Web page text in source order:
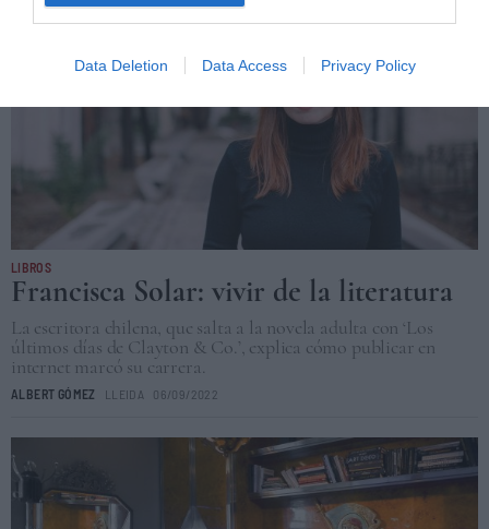
Data Deletion Data Access Privacy Policy
LIBROS
Francisca Solar: vivir de la literatura
La escritora chilena, que salta a la novela adulta con ‘Los
últimos días de Clayton & Co.’, explica cómo publicar en
internet marcó su carrera.
ALBERT GÓMEZ LLEIDA 06/09/2022